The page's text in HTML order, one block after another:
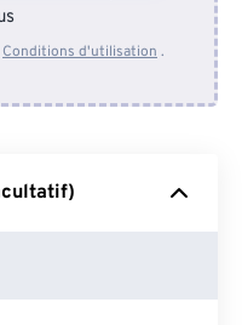
Drive
Conditions d'utilisation .